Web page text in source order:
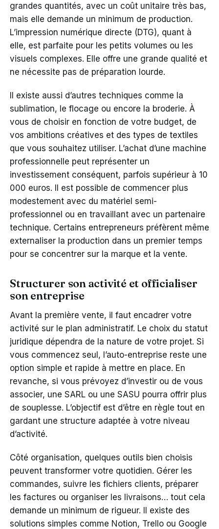
grandes quantités, avec un coût unitaire très bas,
mais elle demande un minimum de production.
L’impression numérique directe (DTG), quant à
elle, est parfaite pour les petits volumes ou les
visuels complexes. Elle offre une grande qualité et
ne nécessite pas de préparation lourde.
Il existe aussi d’autres techniques comme la
sublimation, le flocage ou encore la broderie. À
vous de choisir en fonction de votre budget, de
vos ambitions créatives et des types de textiles
que vous souhaitez utiliser. L’achat d’une machine
professionnelle peut représenter un
investissement conséquent, parfois supérieur à 10
000 euros. Il est possible de commencer plus
modestement avec du matériel semi-
professionnel ou en travaillant avec un partenaire
technique. Certains entrepreneurs préfèrent même
externaliser la production dans un premier temps
pour se concentrer sur la marque et la vente.
Structurer son activité et officialiser
son entreprise
Avant la première vente, il faut encadrer votre
activité sur le plan administratif. Le choix du statut
juridique dépendra de la nature de votre projet. Si
vous commencez seul, l’auto-entreprise reste une
option simple et rapide à mettre en place. En
revanche, si vous prévoyez d’investir ou de vous
associer, une SARL ou une SASU pourra offrir plus
de souplesse. L’objectif est d’être en règle tout en
gardant une structure adaptée à votre niveau
d’activité.
Côté organisation, quelques outils bien choisis
peuvent transformer votre quotidien. Gérer les
commandes, suivre les fichiers clients, préparer
les factures ou organiser les livraisons… tout cela
demande un minimum de rigueur. Il existe des
solutions simples comme Notion, Trello ou Google